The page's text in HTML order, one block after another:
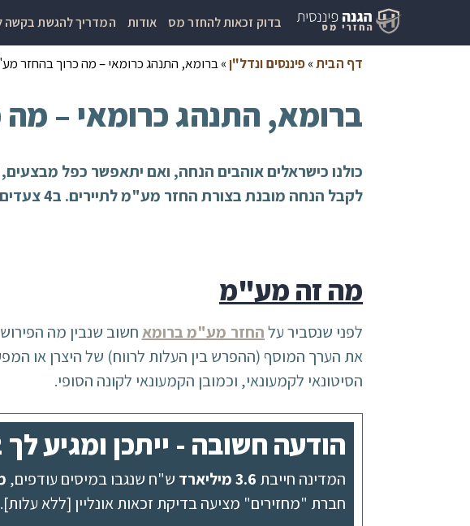
בדוק זכאות להחזר מס אודות המדריך להגשת בקשה
דף הבית»פיננסים ונדל"ן»ברומא, התנהג כרומאי – מה כרוך בהחזר
ברומא, התנהג כרומאי –
כולנו כישראלים אוהבים הנחה, ואם יתאפשר כפל
לקבל הנחה מובנת בצורת החזר מע"מ לתיירים. ב4 צעדים פשוטים תוכלו לקבל הרבה כסף בחזרה על הקניות ברומא.
מה זה מע"מ
לפני שנסביר עלהחזר מע"מ ברומאחשוב שנבין מה
את הערך המוסף (ההפרש בין העלות לרווח) של היצרן או
הסיטונאי לקמעונאי, וכמובן הקמעונאי לקונה הסופי.
הודעה חשובה - ייתכן ומגיע לך ₪9,582 בהחזר מס!
המדינה חייבת 3.6 מיליארד ש"ח שנגבו במיסים עודפים,
חברת "מחזירים" מציעה בדיקת זכאות אונליין [ללא עלות].